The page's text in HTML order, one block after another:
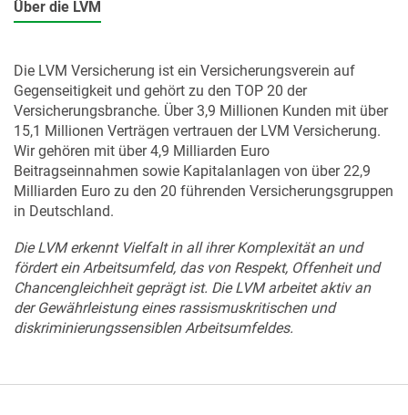
Über die LVM
Die LVM Versicherung ist ein Versicherungsverein auf
Gegenseitigkeit und gehört zu den TOP 20 der
Versicherungsbranche. Über 3,9 Millionen Kunden mit über
15,1 Millionen Verträgen vertrauen der LVM Versicherung.
Wir gehören mit über 4,9 Milliarden Euro
Beitragseinnahmen sowie Kapitalanlagen von über 22,9
Milliarden Euro zu den 20 führenden Versicherungsgruppen
in Deutschland.
Die LVM erkennt Vielfalt in all ihrer Komplexität an und
fördert ein Arbeitsumfeld, das von Respekt, Offenheit und
Chancengleichheit geprägt ist. Die LVM arbeitet aktiv an
der Gewährleistung eines rassismuskritischen und
diskriminierungssensiblen Arbeitsumfeldes.